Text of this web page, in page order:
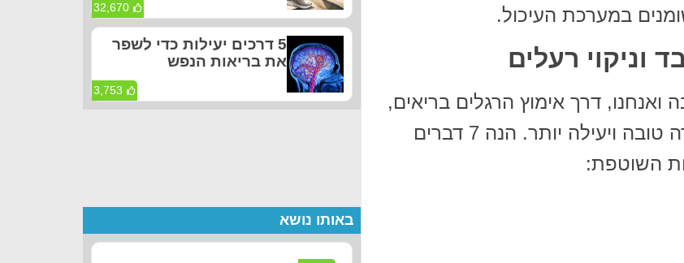
במערכת העיכול.
דרך אימוץ הרגלים בריאים,
יכולים לעזור לו לבצע את העבודה בצורה טובה ויעילה יותר. הנה 7 דברים
השוטפת:
32,670
5 דרכים יעילות כדי לשפר
את בריאות הנפש
3,753
באותו נושא